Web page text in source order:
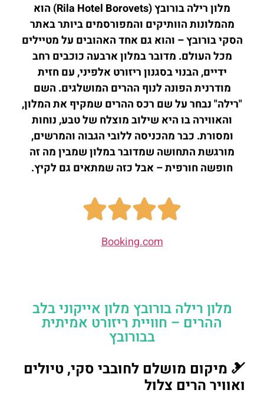
מלון רילה בורובץ (Rila Hotel Borovets) הוא
מהמלונות הוותיקים והמפורסמים ביותר באתר
הסקי בורובץ – והוא גם אחד האהובים על מטיילים
מכל העולם. מדובר במלון ארבעה כוכבים רחב
ידיים, הבנוי בסגנון ריזורט אלפיני, עם חזית
מודרנית הפונה לנוף ההרים המושלגים. השם
"רילה" נבחר על שם רכס ההרים שמקיף את המלון,
והאווירה בו היא שילוב מוצלח של טבע, נוחות
ומסורת. כבר מהכניסה ללובי הגבוה והמרשים,
מורגשת התחושה שמדובר במלון שמבין מה זה
חופשה חורפית – אבל כזה שמתאים גם לקיץ.
Booking.com
מלון רילה בורובץ מלון אייקוני בלב
ההרים – חוויית ריזורט אמיתית
בבורובץ
🎿 מיקום מושלם לחובבי סקי, טיולים
ואוויר הרים צלול